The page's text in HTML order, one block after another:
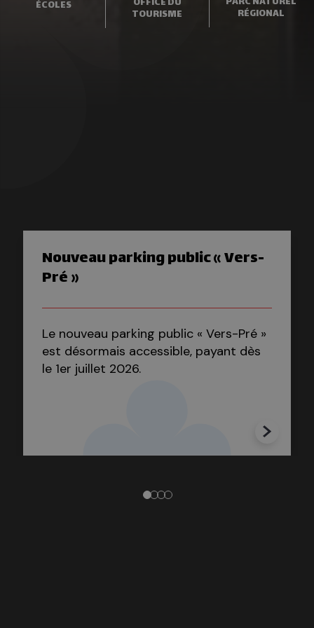
ÉCOLES
TOURISME RÉGIONAL
Nouveau parking public « Vers-
Pré »
Le nouveau parking public « Vers-Pré »
est désormais accessible, payant dès
le 1er juillet 2026.
1234